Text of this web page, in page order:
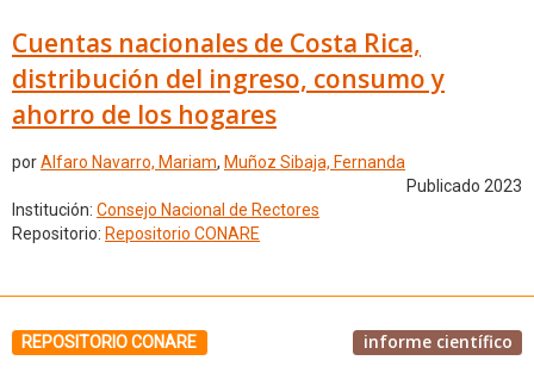
Cuentas nacionales de Costa Rica,
distribución del ingreso, consumo y
ahorro de los hogares
porAlfaro Navarro, Mariam, Muñoz Sibaja, Fernanda
Publicado 2023
Institución: Consejo Nacional de Rectores
Repositorio: Repositorio CONARE
REPOSITORIO CONARE informe científico